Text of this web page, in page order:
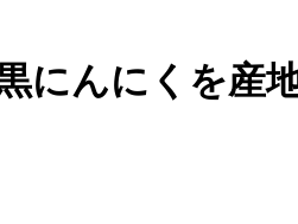
にんにくを産